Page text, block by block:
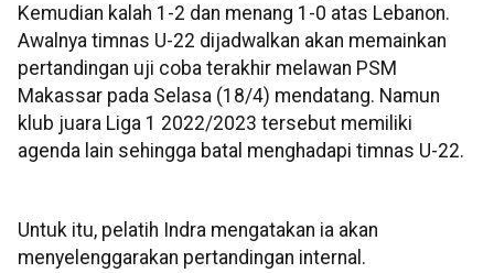
Kemudian kalah 1-2 dan menang 1-0 atas Lebanon.
Awalnya timnas U-22 dijadwalkan akan memainkan
pertandingan uji coba terakhir melawan PSM
Makassar pada Selasa (18/4) mendatang. Namun
klub juara Liga 1 2022/2023 tersebut memiliki
agenda lain sehingga batal menghadapi timnas U-22.
Untuk itu, pelatih Indra mengatakan ia akan
menyelenggarakan pertandingan internal.